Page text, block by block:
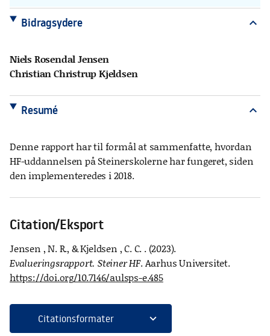
Bidragsydere expand_more
Niels Rosendal Jensen
Christian Christrup Kjeldsen
Resumé expand_more
Denne rapport har til formål at sammenfatte, hvordan
HF-uddannelsen på Steinerskolerne har fungeret, siden
den implementeredes i 2018.
Citation/Eksport
Jensen , N. R., & Kjeldsen , C. C. . (2023).
Evalueringsrapport. Steiner HF. Aarhus Universitet.
https://doi.org/10.7146/aulsps-e.485
Citationsformater expand_more